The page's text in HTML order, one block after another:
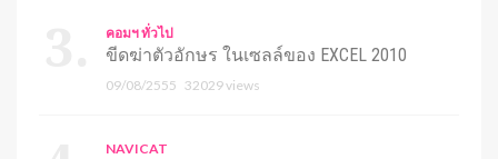
คอมฯ ทั่วไป
ขีดฆ่าตัวอักษร ในเซลล์ของ EXCEL 2010
09/08/2555 32029 views
NAVICAT